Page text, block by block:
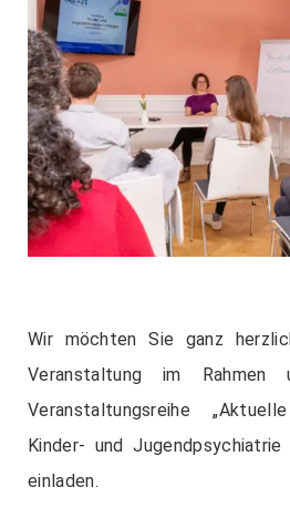
Wir möchten Sie ganz
Veranstaltung im Rahmen
Veranstaltungsreihe
Kinder- und
einladen.